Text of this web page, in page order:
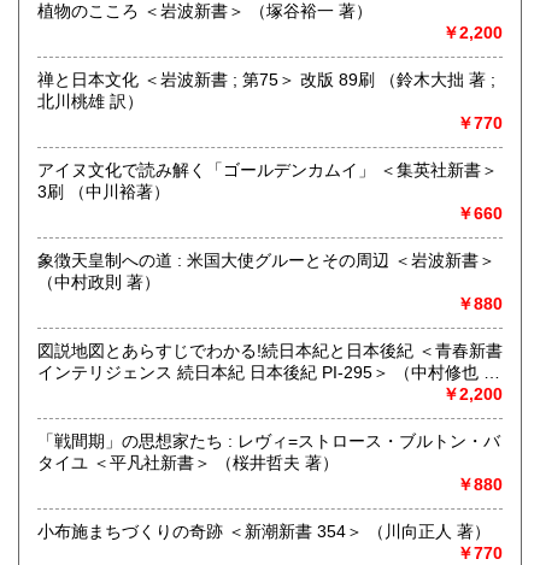
追分コロニーは「豊かな暮らし」をテーマにした「村の古本
屋」です。人が精神的に豊かな生活を送るための 様々な遊び
的「衣・食・住、アート、音楽、旅、 趣味、健康、文芸、経
済、社会、哲学、政治」 等の幅広いテーマを扱います。
「日本の古本屋」で販売している古本は、隣りの「文化磁場
油や」で一部展示販売も春～秋にしています、堀辰雄、立原
道造、加藤周一などのゆかりの土地柄です。信州にお越しの
沿線名：しなの鉄道
最寄駅：信濃追分駅
定休日：火・水曜日(夏季:毎日営業、冬季:天気次第)
書籍の買取について
◇近隣であれば書籍の買取をしています。少数であれば店へ
の持ち込み、あるいは量が多い場合はまずは電話などで相談
をさせていただくこともあります。
買取が出来る本とそうでない本があります、メール・電話等
で連絡頂ければと思います。
植物のこころ ＜岩波新書＞ （塚谷裕一 著）
￥2,200
禅と日本文化 ＜岩波新書 ; 第75＞ 改版 89刷 （鈴木大拙 著 ;
北川桃雄 訳）
￥770
アイヌ文化で読み解く「ゴールデンカムイ」 ＜集英社新書＞
3刷 （中川裕著）
￥660
象徴天皇制への道 : 米国大使グルーとその周辺 ＜岩波新書＞
（中村政則 著）
￥880
図説地図とあらすじでわかる!続日本紀と日本後紀 ＜青春新書
インテリジェンス 続日本紀 日本後紀 PI-295＞ （中村修也 監
￥2,200
「戦間期」の思想家たち : レヴィ=ストロース・ブルトン・バ
タイユ ＜平凡社新書＞ （桜井哲夫 著）
￥880
小布施まちづくりの奇跡 ＜新潮新書 354＞ （川向正人 著）
￥770